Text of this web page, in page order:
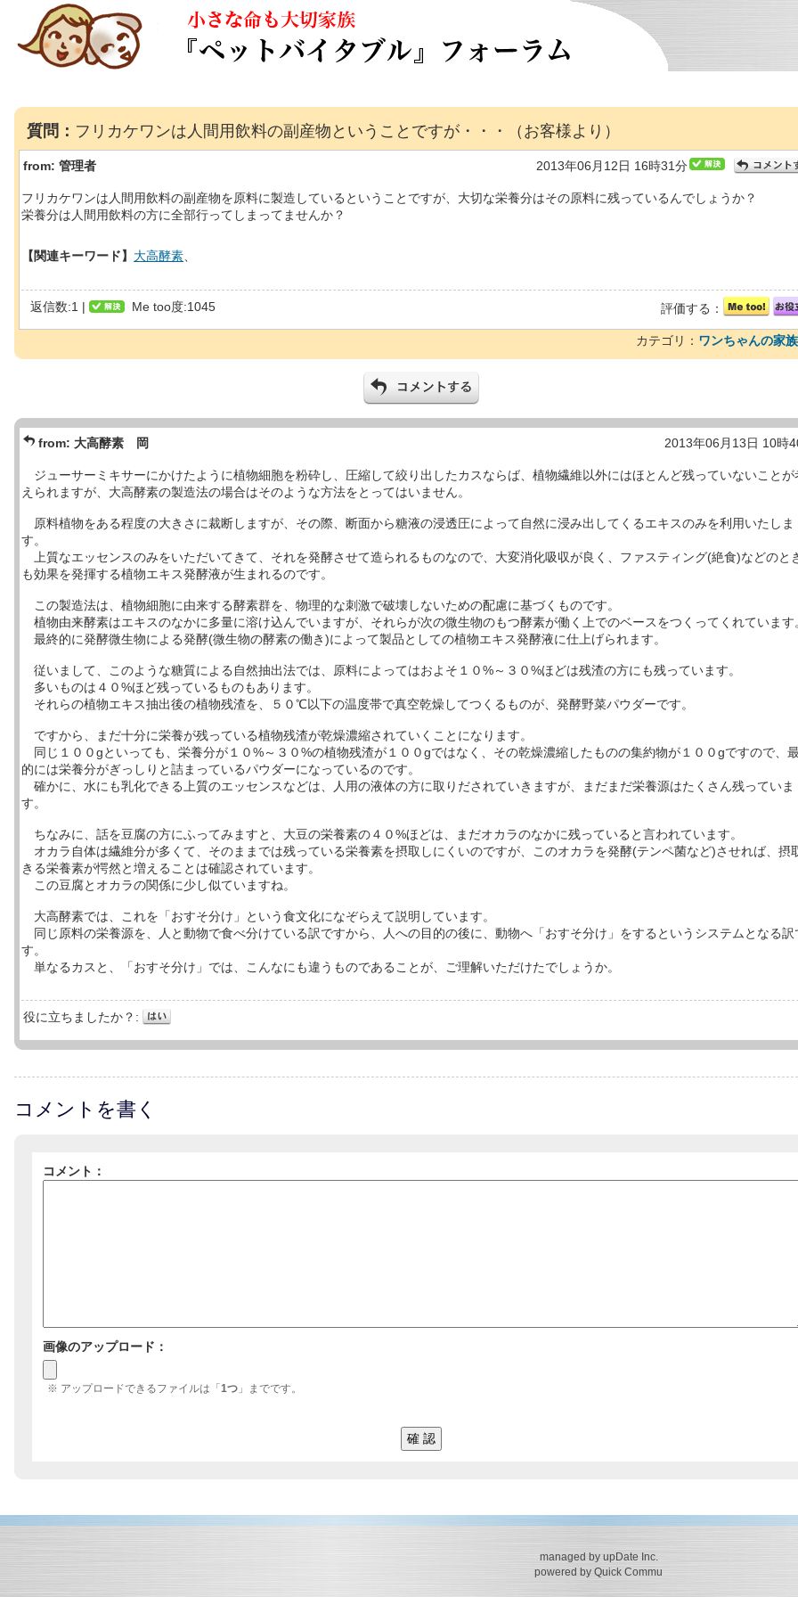
質問： フリカケワンは人間用飲料の副産物ということですが・・・（お客様より）
from: 管理者 2013年06月12日 16時31分
フリカケワンは人間用飲料の副産物を原料に製造しているということですが、大切な栄養分はその原料に残っているんでしょうか？
栄養分は人間用飲料の方に全部行ってしまってませんか？
【関連キーワード】 大高酵素
返信数:1 | Me too度:1045 評価する：
カテゴリ： ワンちゃんの家
from: 大高酵素 岡 2013年06月13日 10時
ジューサーミキサーにかけたように植物細胞を粉砕し、圧縮して絞り出したカスならば、植物繊維以外にはほとんど残っていないことが
えられますが、大高酵素の製造法の場合はそのような方法をとってはいません。
原料植物をある程度の大きさに裁断しますが、その際、断面から糖液の浸透圧によって自然に浸み出してくるエキスのみを利用いたしま
す。
上質なエッセンスのみをいただいてきて、それを発酵させて造られるものなので、大変消化吸収が良く、ファスティング(絶食)などのと
も効果を発揮する植物エキス発酵液が生まれるのです。
この製造法は、植物細胞に由来する酵素群を、物理的な刺激で破壊しないための配慮に基づくものです。
植物由来酵素はエキスのなかに多量に溶け込んでいますが、それらが次の微生物のもつ酵素が働く上でのベースをつくってくれています
最終的に発酵微生物による発酵(微生物の酵素の働き)によって製品としての植物エキス発酵液に仕上げられます。
従いまして、このような糖質による自然抽出法では、原料によってはおよそ１０%～３０%ほどは残渣の方にも残っています。
多いものは４０%ほど残っているものもあります。
それらの植物エキス抽出後の植物残渣を、５０℃以下の温度帯で真空乾燥してつくるものが、発酵野菜パウダーです。
ですから、まだ十分に栄養が残っている植物残渣が乾燥濃縮されていくことになります。
同じ１００gといっても、栄養分が１０%～３０%の植物残渣が１００gではなく、その乾燥濃縮したものの集約物が１００gですので、
的には栄養分がぎっしりと詰まっているパウダーになっているのです。
確かに、水にも乳化できる上質のエッセンスなどは、人用の液体の方に取りだされていきますが、まだまだ栄養源はたくさん残っていま
す。
ちなみに、話を豆腐の方にふってみますと、大豆の栄養素の４０%ほどは、まだオカラのなかに残っていると言われています。
オカラ自体は繊維分が多くて、そのままでは残っている栄養素を摂取しにくいのですが、このオカラを発酵(テンペ菌など)させれば、摂
きる栄養素が愕然と増えることは確認されています。
この豆腐とオカラの関係に少し似ていますね。
大高酵素では、これを「おすそ分け」という食文化になぞらえて説明しています。
同じ原料の栄養源を、人と動物で食べ分けている訳ですから、人への目的の後に、動物へ「おすそ分け」をするというシステムとなる訳
す。
単なるカスと、「おすそ分け」では、こんなにも違うものであることが、ご理解いただけたでしょうか。
役に立ちましたか？:
コメントを書く
コメント：
画像のアップロード：
※ アップロードできるファイルは「 1つ 」までです。
managed by upDate Inc.
powered by Quick Commu